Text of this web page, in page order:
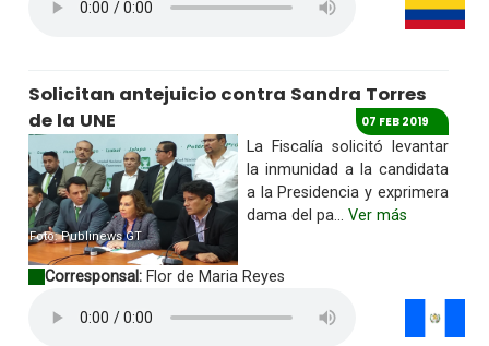
Solicitan antejuicio contra Sandra Torres
de la UNE
07 FEB 2019
Foto: Publinews GT
La Fiscalía solicitó levantar
la inmunidad a la candidata
a la Presidencia y exprimera
dama del pa... Ver más
Corresponsal:Flor de Maria Reyes